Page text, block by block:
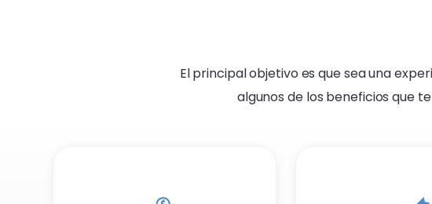
El principal objetivo es que sea una
algunos de los beneficios que